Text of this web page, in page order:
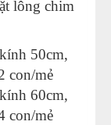
lông chim
50cm,
con/mẻ
60cm,
con/mẻ